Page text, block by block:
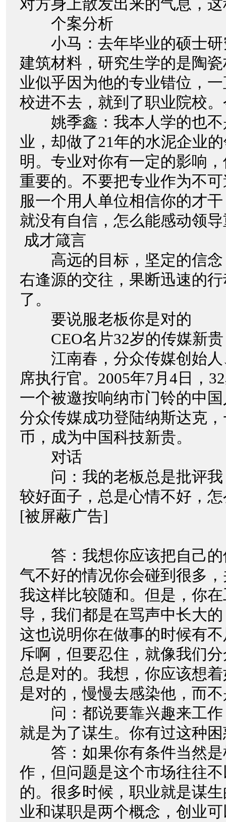
对方身上散发出来的气息，
个案分析
小马：去年毕业的硕士研
建筑材料，研究生学的是陶
业似乎因为他的专业错位，
校进不去，就到了职业院校
姚季鑫：我本人学的也不
业，却做了21年的水泥企业
明。专业对你有一定的影响
重要的。不要把专业作为不
服一个用人单位相信你的才
就没有自信，怎么能感动领
成才箴言
高远的目标，坚定的信念
右逢源的交往，果断迅速的
了。
要说服老板你是对的
CEO名片32岁的传媒新贵
江南春，分众传媒创始人
席执行官。2005年7月4日，
一个被邀按响纳市门铃的中
分众传媒成功登陆纳斯达克
币，成为中国科技新贵。
对话
问：我的老板总是批评我
较好面子，总是心情不好，
[被屏蔽广告]
答：我想你应该把自己的
气不好的情况你会碰到很多
我这样比较随和。但是，你
导，我们都是在骂声中长大
这也说明你在做事的时候有
斥啊，但要忍住，就像我们
总是对的。我想，你应该想
是对的，慢慢去感染他，而
问：都说要靠兴趣来工作
就是为了谋生。你有过这种
答：如果你有条件当然是
作，但问题是这个市场往往
的。很多时候，职业就是谋
业和谋职是两个概念，创业